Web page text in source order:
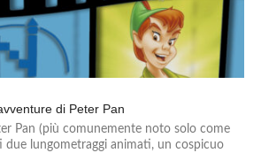
di Peter Pan
Pan (più comunemente noto solo come
due lungometraggi animati, un cospicuo